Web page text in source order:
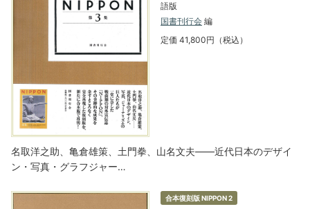
語版
国書刊行会 編
定価 41,800円（税込）
名取洋之助、亀倉雄策、土門拳、山名文夫――近代日本のデザイ
ン・写真・グラフジャー…
合本復刻版 NIPPON 2